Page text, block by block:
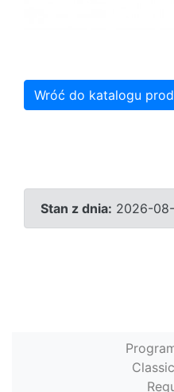
Wróć do katalogu
Stan z dnia: 2026-